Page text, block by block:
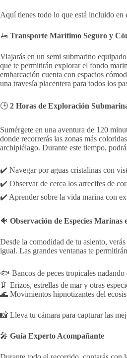
Aquí tienes todo lo que está incluido en
🚤 Transporte Marítimo Seguro y
Viajarás en un semi submarino
que te permitirán explorar el fondo
embarcación cuenta con espacios
una travesía placentera para todos los
🕒 2 Horas de Exploración
Sumérgete en una aventura de 120
donde recorrerás las zonas más
archipiélago. Durante este tiempo,
✔️ Navegar por aguas cristalinas con
✔️ Observar de cerca los arrecifes de
✔️ Aprender sobre la vida marina con
🐠 Observación de Especies
Desde la comodidad de tu asiento,
igual. Las grandes ventanas te
🐟 Bancos de peces tropicales nadando
🦑 Erizos, estrellas de mar y otras
🌊 Movimientos hipnotizantes del
📸 Lleva tu cámara para capturar las
🎤 Guía Experto Acompañante